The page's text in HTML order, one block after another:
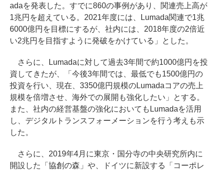
adaを発表した。すでに860の事例があり、関連売上高が
1兆円を超えている。2021年度には、Lumada関連で1兆
6000億円を目標にするが、社内には、2018年度の2倍近
い2兆円を目指すように発破をかけている」とした。
さらに、Lumadaに対して過去3年間で約1000億円を投
資してきたが、「今後3年間では、最低でも1500億円の
投資を行い、現在、3350億円規模のLumadaコアの売上
規模を倍増させ、海外での展開も強化したい」とする。
また、社内の経営基盤の強化においてもLumadaを活用
し、デジタルトランスフォーメーションを行う考えも示
した。
さらに、2019年4月に東京・国分寺の中央研究所内に
開設した「協創の森」や、ドイツに新設する「コーポレ